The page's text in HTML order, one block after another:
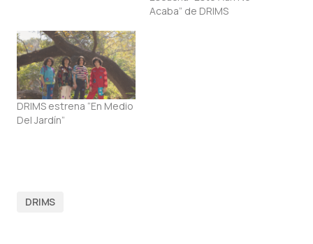
Acaba” de DRIMS
DRIMS estrena “En Medio
Del Jardín”
DRIMS